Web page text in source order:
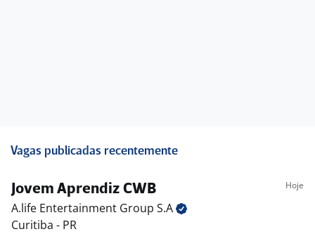
Vagas publicadas recentemente
Jovem Aprendiz CWB Hoje
A.life Entertainment Group S.A
Curitiba - PR